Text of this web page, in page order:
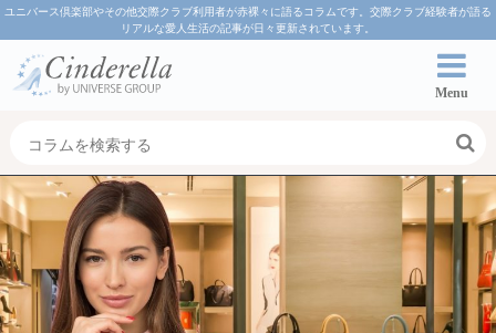
ユニバース倶楽部やその他交際クラブ利用者が赤裸々に語るコラムです。交際クラブ経験者が語る
リアルな愛人生活の記事が日々更新されています。
Menu